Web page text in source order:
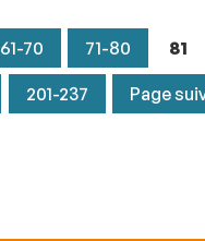
61-70 71-80 81
201-237 Page